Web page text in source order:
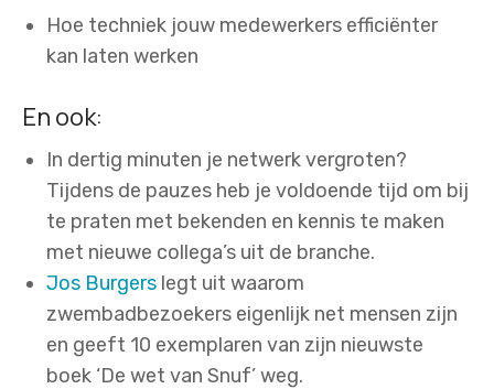
Hoe techniek jouw medewerkers efficiënter
kan laten werken
En ook:
In dertig minuten je netwerk vergroten?
Tijdens de pauzes heb je voldoende tijd om bij
te praten met bekenden en kennis te maken
met nieuwe collega’s uit de branche.
Jos Burgerslegt uit waarom
zwembadbezoekers eigenlijk net mensen zijn
en geeft 10 exemplaren van zijn nieuwste
boek ‘De wet van Snuf’ weg.